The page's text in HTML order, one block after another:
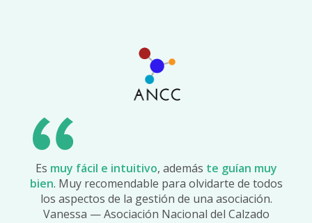
Es muy fácil e intuitivo, además te guían muy
bien. Muy recomendable para olvidarte de todos
los aspectos de la gestión de una asociación.
Vanessa — Asociación Nacional del Calzado